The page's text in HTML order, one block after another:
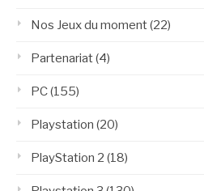
Nos Jeux du moment(22)
Partenariat(4)
PC(155)
Playstation (20)
PlayStation 2 (18)